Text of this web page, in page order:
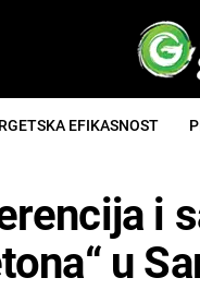
EFIKASNOST
i
u